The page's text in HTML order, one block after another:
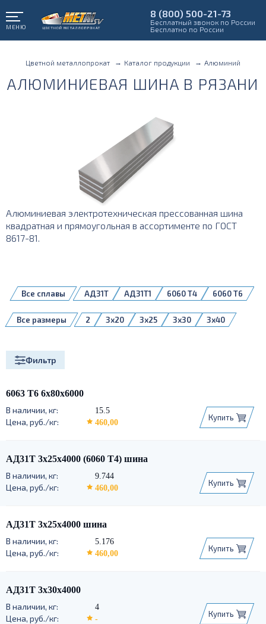
МЕНЮ
8 (800) 500-21-73
Бесплатный звонок по России
Бесплатно по России
Цветной металлопрокат Каталог продукции Алюминий
АЛЮМИНИЕВАЯ ШИНА В РЯЗАНИ
Алюминиевая электротехническая прессованная шина
квадратная и прямоугольная в ассортименте по ГОСТ
8617-81.
АД31Т АД31Т1 6060 Т4 6060 Т6
Все сплавы
2 3x20 3x25 3x30
3x40
10x100
10x50
10x60
Все размеры
Фильтр
6063 Т6 6х80х6000
15.5
460,00
Купить
АД31Т 3х25х4000 (6060 Т4) шина
9.744
460,00
Купить
АД31Т 3х25х4000 шина
5.176
460,00
Купить
АД31Т 3х30х4000
4
-
Купить